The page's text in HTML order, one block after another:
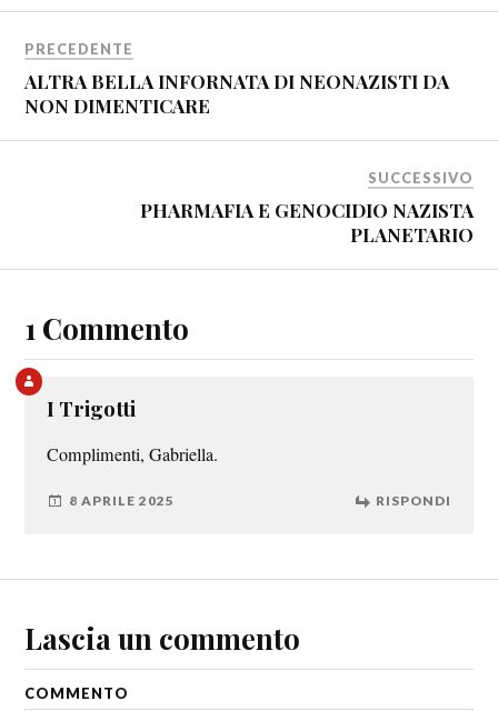
PRECEDENTE
ALTRA BELLA INFORNATA DI NEONAZISTI DA
NON DIMENTICARE
SUCCESSIVO
PHARMAFIA E GENOCIDIO NAZISTA
PLANETARIO
1 Commento
I Trigotti
Complimenti, Gabriella.
8 APRILE 2025 RISPONDI
Lascia un commento
COMMENTO